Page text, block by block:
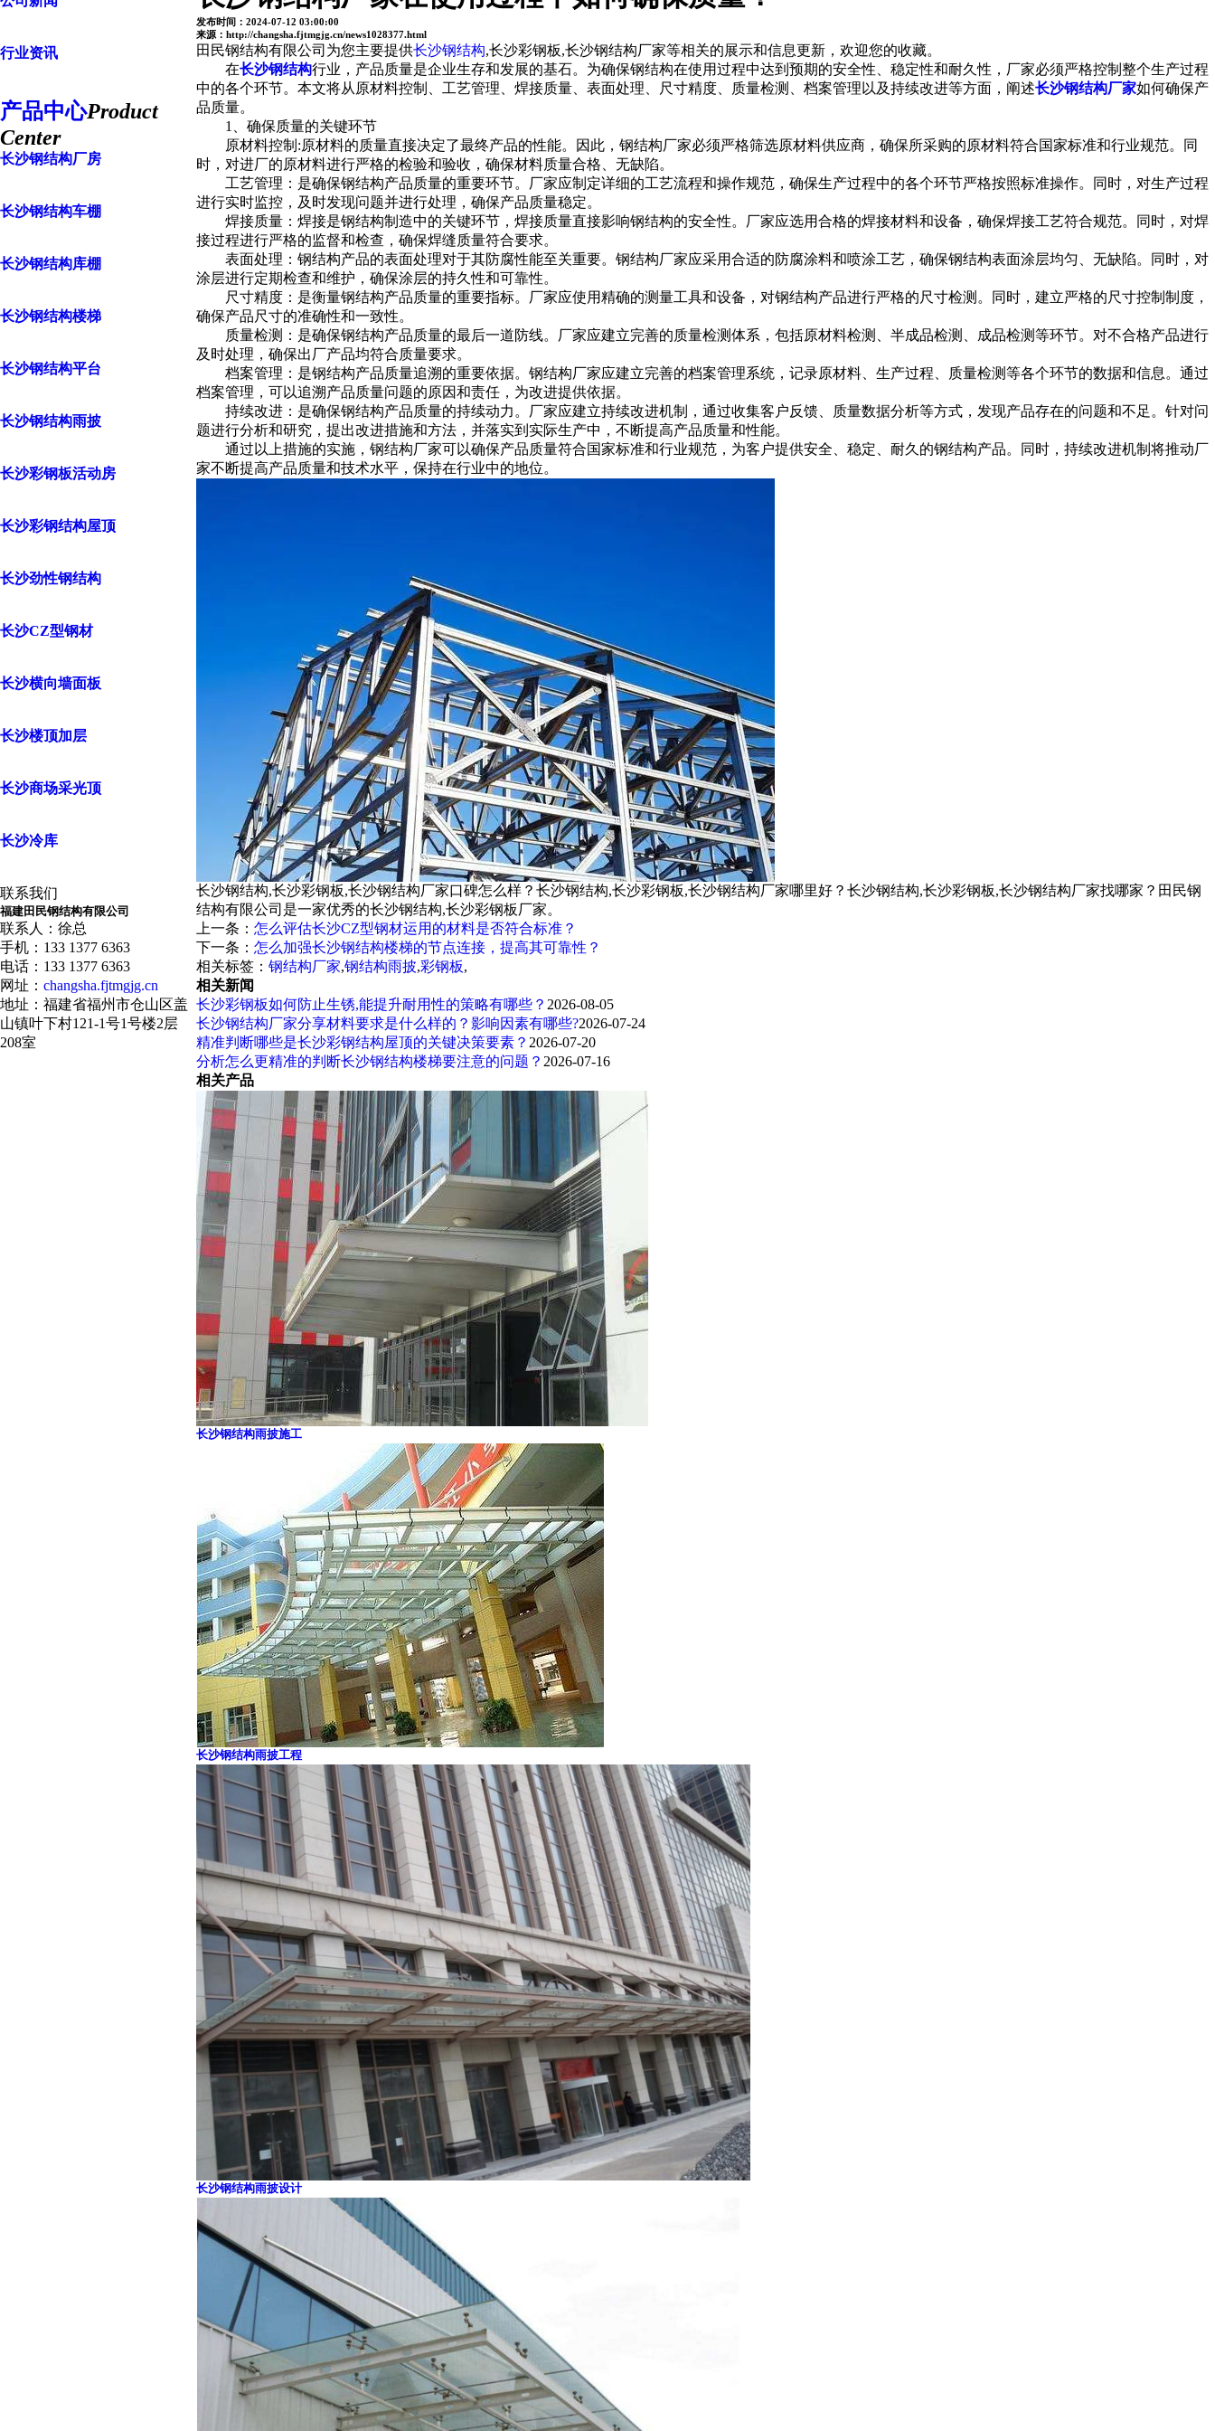
行业资讯
产品中心Product
Center
长沙钢结构厂房
长沙钢结构车棚
长沙钢结构库棚
长沙钢结构楼梯
长沙钢结构平台
长沙钢结构雨披
长沙彩钢板活动房
长沙彩钢结构屋顶
长沙劲性钢结构
长沙CZ型钢材
长沙横向墙面板
长沙楼顶加层
长沙商场采光顶
长沙冷库
联系我们
福建田民钢结构有限公司
联系人：徐总
手机：133 1377 6363
电话：133 1377 6363
网址： changsha.fjtmgjg.cn
地址：福建省福州市仓山区盖
山镇叶下村121-1号1号楼2层
208室
发布时间：2024-07-12 03:00:00
来源：http://changsha.fjtmgjg.cn/news1028377.html
田民钢结构有限公司为您主要提供长沙钢结构,长沙彩钢板,长沙钢结构厂家等相关的展示和信息更新，欢迎您的收藏。
在长沙钢结构行业，产品质量是企业生存和发展的基石。为确保钢结构在使用过程中达到预期的安全性、稳定性和耐久性，厂家必须严格控制整个生产过程
中的各个环节。本文将从原材料控制、工艺管理、焊接质量、表面处理、尺寸精度、质量检测、档案管理以及持续改进等方面，阐述长沙钢结构厂家如何确保产
品质量。
1、确保质量的关键环节
原材料控制:原材料的质量直接决定了最终产品的性能。因此，钢结构厂家必须严格筛选原材料供应商，确保所采购的原材料符合国家标准和行业规范。同
时，对进厂的原材料进行严格的检验和验收，确保材料质量合格、无缺陷。
工艺管理：是确保钢结构产品质量的重要环节。厂家应制定详细的工艺流程和操作规范，确保生产过程中的各个环节严格按照标准操作。同时，对生产过程
进行实时监控，及时发现问题并进行处理，确保产品质量稳定。
焊接质量：焊接是钢结构制造中的关键环节，焊接质量直接影响钢结构的安全性。厂家应选用合格的焊接材料和设备，确保焊接工艺符合规范。同时，对焊
接过程进行严格的监督和检查，确保焊缝质量符合要求。
表面处理：钢结构产品的表面处理对于其防腐性能至关重要。钢结构厂家应采用合适的防腐涂料和喷涂工艺，确保钢结构表面涂层均匀、无缺陷。同时，对
涂层进行定期检查和维护，确保涂层的持久性和可靠性。
尺寸精度：是衡量钢结构产品质量的重要指标。厂家应使用精确的测量工具和设备，对钢结构产品进行严格的尺寸检测。同时，建立严格的尺寸控制制度，
确保产品尺寸的准确性和一致性。
质量检测：是确保钢结构产品质量的最后一道防线。厂家应建立完善的质量检测体系，包括原材料检测、半成品检测、成品检测等环节。对不合格产品进行
及时处理，确保出厂产品均符合质量要求。
档案管理：是钢结构产品质量追溯的重要依据。钢结构厂家应建立完善的档案管理系统，记录原材料、生产过程、质量检测等各个环节的数据和信息。通过
档案管理，可以追溯产品质量问题的原因和责任，为改进提供依据。
持续改进：是确保钢结构产品质量的持续动力。厂家应建立持续改进机制，通过收集客户反馈、质量数据分析等方式，发现产品存在的问题和不足。针对问
题进行分析和研究，提出改进措施和方法，并落实到实际生产中，不断提高产品质量和性能。
通过以上措施的实施，钢结构厂家可以确保产品质量符合国家标准和行业规范，为客户提供安全、稳定、耐久的钢结构产品。同时，持续改进机制将推动厂
家不断提高产品质量和技术水平，保持在行业中的地位。
长沙钢结构,长沙彩钢板,长沙钢结构厂家口碑怎么样？长沙钢结构,长沙彩钢板,长沙钢结构厂家哪里好？长沙钢结构,长沙彩钢板,长沙钢结构厂家找哪家？田民钢
结构有限公司是一家优秀的长沙钢结构,长沙彩钢板厂家。
上一条： 怎么评估长沙CZ型钢材运用的材料是否符合标准？
下一条： 怎么加强长沙钢结构楼梯的节点连接，提高其可靠性？
相关标签： 钢结构厂家,钢结构雨披,彩钢板,
相关新闻
长沙彩钢板如何防止生锈,能提升耐用性的策略有哪些？ 2026-08-05
长沙钢结构厂家分享材料要求是什么样的？影响因素有哪些?2026-07-24
精准判断哪些是长沙彩钢结构屋顶的关键决策要素？ 2026-07-20
分析怎么更精准的判断长沙钢结构楼梯要注意的问题？ 2026-07-16
相关产品
长沙钢结构雨披施工
长沙钢结构雨披工程
长沙钢结构雨披设计